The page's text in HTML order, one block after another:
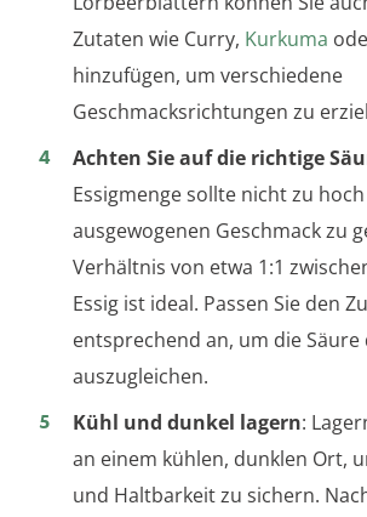
Zutaten wie Curry, Kurkuma
hinzufügen, um verschiedene
Geschmacksrichtungen zu
Achten Sie auf die richtige
Essigmenge sollte nicht zu
ausgewogenen Geschmack zu
Verhältnis von etwa 1:1
Essig ist ideal. Passen Sie den
entsprechend an, um die Säure
auszugleichen.
Kühl und dunkel lagern:
an einem kühlen, dunklen Ort,
und Haltbarkeit zu sichern.